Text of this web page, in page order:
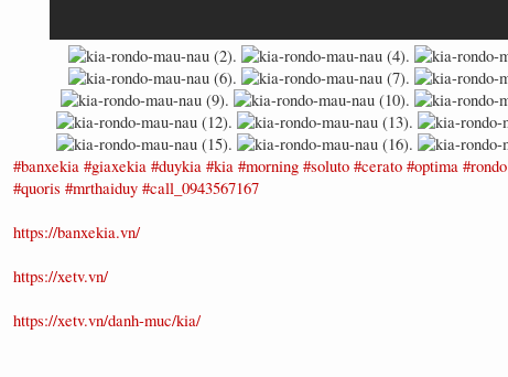
#banxekia #giaxekia #duykia #kia #morning #soluto #cerato #optima #rondo
#quoris #mrthaiduy #call_0943567167
https://banxekia.vn/
https://xetv.vn/
https://xetv.vn/danh-muc/kia/